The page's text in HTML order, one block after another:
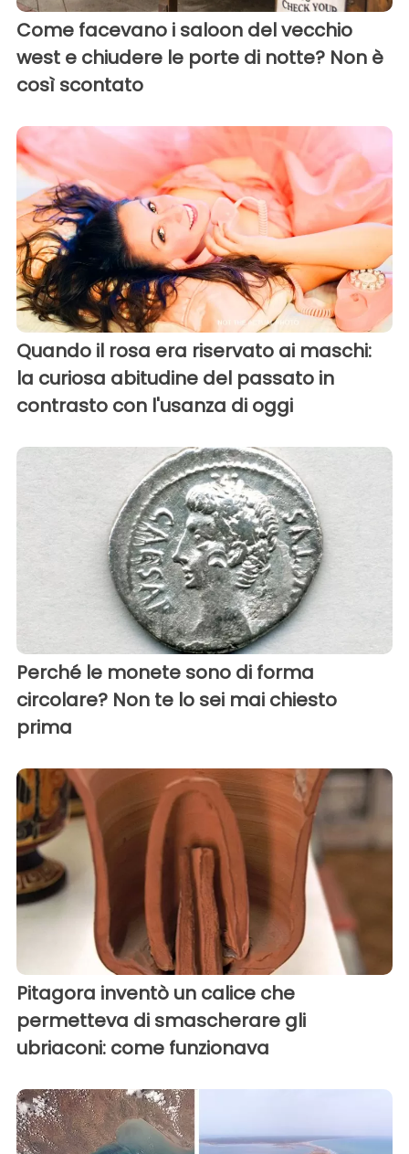
Come facevano i saloon del vecchio
west e chiudere le porte di notte? Non è
così scontato
Quando il rosa era riservato ai maschi:
la curiosa abitudine del passato in
contrasto con l'usanza di oggi
Perché le monete sono di forma
circolare? Non te lo sei mai chiesto
prima
Pitagora inventò un calice che
permetteva di smascherare gli
ubriaconi: come funzionava